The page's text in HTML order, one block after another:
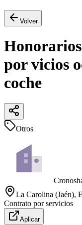
Volver
por vicios
coche
Otros
La Carolina (Jaén),
Contrato por servicios
Aplicar